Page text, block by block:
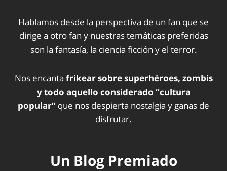
Hablamos desde la perspectiva de un fan que se
dirige a otro fan y nuestras temáticas preferidas
son la fantasía, la ciencia ficción y el terror.
Nos encanta frikear sobre superhéroes, zombis
y todo aquello considerado “cultura
popular” que nos despierta nostalgia y ganas de
disfrutar.
Un Blog Premiado